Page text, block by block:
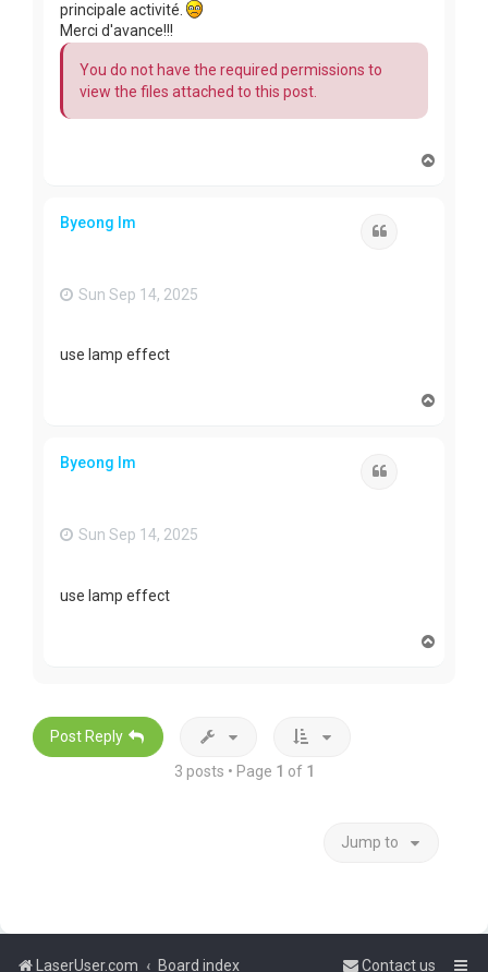
principale activité.
Merci d'avance!!!
You do not have the required permissions to
view the files attached to this post.
Byeong Im
Sun Sep 14, 2025
use lamp effect
Byeong Im
Sun Sep 14, 2025
use lamp effect
Post Reply
3 posts • Page 1 of 1
Jump to
LaserUser.com Board index Contact us